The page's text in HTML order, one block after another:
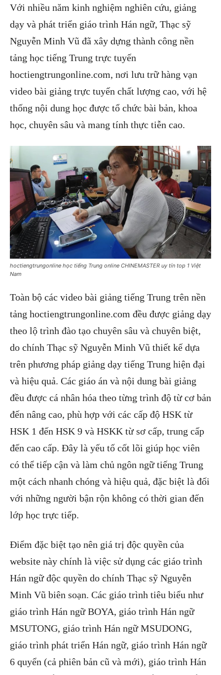
Với nhiều năm kinh nghiệm nghiên cứu, giảng
dạy và phát triển giáo trình Hán ngữ, Thạc sỹ
Nguyễn Minh Vũ đã xây dựng thành công nền
tảng học tiếng Trung trực tuyến
hoctiengtrungonline.com, nơi lưu trữ hàng vạn
video bài giảng trực tuyến chất lượng cao, với hệ
thống nội dung học được tổ chức bài bản, khoa
học, chuyên sâu và mang tính thực tiễn cao.
hoctiengtrungonline học tiếng Trung online CHINEMASTER uy tín top 1 Việt
Nam
Toàn bộ các video bài giảng tiếng Trung trên nền
tảng hoctiengtrungonline.com đều được giảng dạy
theo lộ trình đào tạo chuyên sâu và chuyên biệt,
do chính Thạc sỹ Nguyễn Minh Vũ thiết kế dựa
trên phương pháp giảng dạy tiếng Trung hiện đại
và hiệu quả. Các giáo án và nội dung bài giảng
đều được cá nhân hóa theo từng trình độ từ cơ bản
đến nâng cao, phù hợp với các cấp độ HSK từ
HSK 1 đến HSK 9 và HSKK từ sơ cấp, trung cấp
đến cao cấp. Đây là yếu tố cốt lõi giúp học viên
có thể tiếp cận và làm chủ ngôn ngữ tiếng Trung
một cách nhanh chóng và hiệu quả, đặc biệt là đối
với những người bận rộn không có thời gian đến
lớp học trực tiếp.
Điểm đặc biệt tạo nên giá trị độc quyền của
website này chính là việc sử dụng các giáo trình
Hán ngữ độc quyền do chính Thạc sỹ Nguyễn
Minh Vũ biên soạn. Các giáo trình tiêu biểu như
giáo trình Hán ngữ BOYA, giáo trình Hán ngữ
MSUTONG, giáo trình Hán ngữ MSUDONG,
giáo trình phát triển Hán ngữ, giáo trình Hán ngữ
6 quyển (cả phiên bản cũ và mới), giáo trình Hán